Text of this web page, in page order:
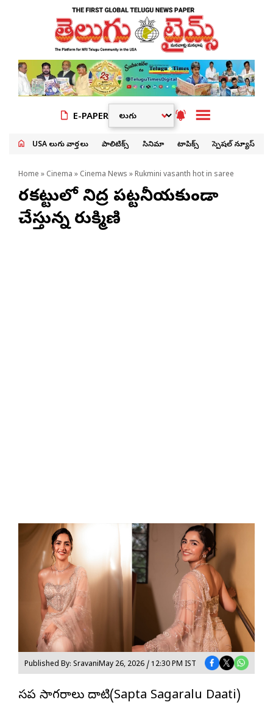
E-PAPER
USA తెలుగు వార్తలు పాలిటిక్స్ సినిమా టాపిక్స్ స్పెషల్ న్యూస్
Home » Cinema » Cinema News » Rukmini vasanth hot in saree
చీర‌క‌ట్టులో నిద్ర ప‌ట్ట‌నీయ‌కుండా
చేస్తున్న రుక్మిణి
Published By: SravaniMay 26, 2026 / 12:30 PM IST
స‌ప్త సాగ‌రాలు దాటి(Sapta Sagaralu Daati)